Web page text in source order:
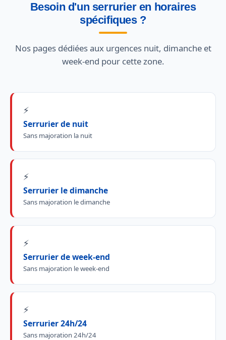
Besoin d'un serrurier en horaires
spécifiques ?
Nos pages dédiées aux urgences nuit, dimanche et
week-end pour cette zone.
⚡
Serrurier de nuit
Sans majoration la nuit
⚡
Serrurier le dimanche
Sans majoration le dimanche
⚡
Serrurier de week-end
Sans majoration le week-end
⚡
Serrurier 24h/24
Sans majoration 24h/24